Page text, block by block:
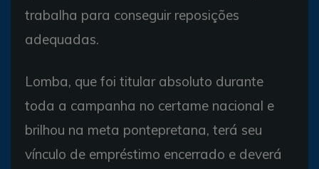
trabalha para conseguir reposições
adequadas.
Lomba, que foi titular absoluto durante
toda a campanha no certame nacional e
brilhou na meta pontepretana, terá seu
vínculo de empréstimo encerrado e deverá